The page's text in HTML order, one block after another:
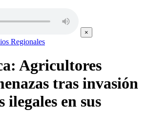
×
Regionales
Agricultores
tras invasión
ilegales en sus